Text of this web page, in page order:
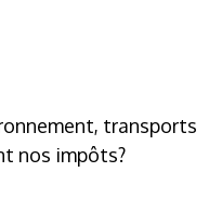
transports
nos impôts?